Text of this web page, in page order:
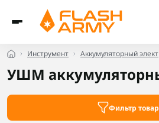
Инструмент Аккумуляторный
УШМ
Фильтр